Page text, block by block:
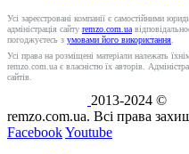
Усі зареєстровані компанії є самостійними
адміністрація сайту remzo.com.ua
погоджуєтесь з умовами його використання.
Усі права на розміщені матеріали належать
remzo.com.ua є власністю їх авторів.
сайтів.
2013-2024 ©
remzo.com.ua. Всі права
FacebookYoutube